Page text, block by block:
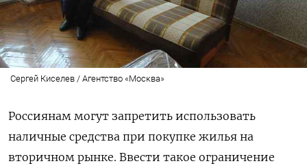
Сергей Киселев / Агентство «Москва»
Россиянам могут запретить использовать
наличные средства при покупке жилья на
вторичном рынке. Ввести такое ограничение